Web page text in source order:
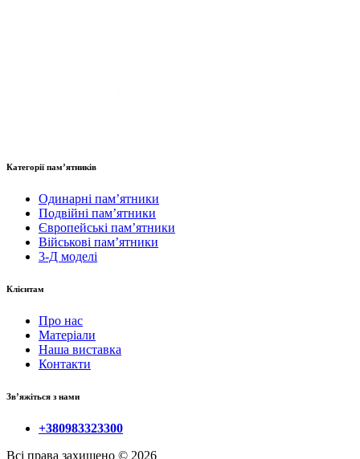
Категорії пам’ятників
Одинарні пам’ятники
Подвійні пам’ятники
Європейські пам’ятники
Військові пам’ятники
3-Д моделі
Клієнтам
Про нас
Матеріали
Наша виставка
Контакти
Зв’яжіться з нами
+380983323300
Всі права захищено © 2026